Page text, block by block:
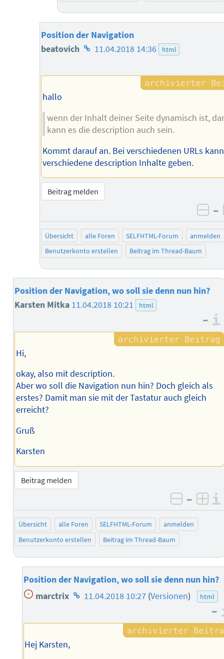
Position der Navigation
beatovich Homepage
Autors
11.04.2018 14:36 html
hallo
wenn der Inhalt deiner Seite dynamisch ist,
kann es die description auch sein.
Kommt darauf an. Bei verschiedenen URLs
verschiedene description Inhalte geben.
Beitrag melden
–
Übersicht alle Foren SELFHTML-Forum
anmelden
Benutzerkonto erstellen
Beitrag im Thread-Baum
Position der Navigation, wo soll sie denn nun hin?
Karsten Mitka 11.04.2018 10:21 html
–
Hi,
okay, also mit description.
Aber wo soll die Navigation nun hin? Doch gleich als
erstes? Damit man sie mit der Tastatur auch gleich
erreicht?
Gruß
Karsten
Beitrag melden
negativ
–
Übersicht alle Foren SELFHTML-Forum
anmelden
Benutzerkonto erstellen
Beitrag im Thread-Baum
Position der Navigation, wo soll sie denn nun hin?
marctrix Homepage
Autors
11.04.2018 10:27 (Versionen) html
–
Hej Karsten,